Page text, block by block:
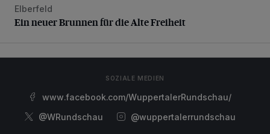
Ein neuer Brunnen für die Alte Freiheit
Elberfeld
Ein neuer Brunnen für die Alte Freiheit
SOZIALE MEDIEN
www.facebook.com/WuppertalerRundschau/
@WRundschau
@wuppertalerrundschau